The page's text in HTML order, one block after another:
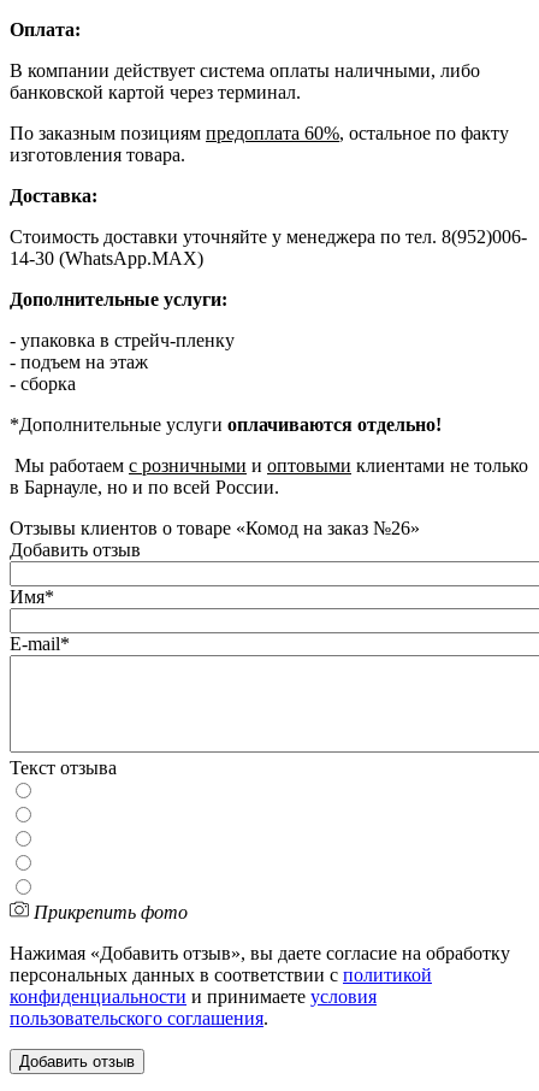
Оплата:
В компании действует система оплаты наличными, либо
банковской картой через терминал.
По заказным позициям предоплата 60%, остальное по факту
изготовления товара.
Доставка:
Стоимость доставки уточняйте у менеджера по тел. 8(952)006-
14-30 (WhatsApp.MAX)
Дополнительные услуги:
- упаковка в стрейч-пленку
- подъем на этаж
- сборка
*Дополнительные услуги оплачиваются отдельно!
Мы работаем с розничными и оптовыми клиентами не только
в Барнауле, но и по всей России.
Отзывы клиентов о товаре «Комод на заказ №26»
Добавить отзыв
Имя*
E-mail*
Текст отзыва
Прикрепить фото
Нажимая «Добавить отзыв», вы даете согласие на обработку
персональных данных в соответствии с политикой
конфиденциальности и принимаете условия
пользовательского соглашения.